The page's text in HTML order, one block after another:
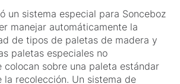
un sistema especial para Sonceboz
manejar automáticamente la
de tipos de paletas de madera y
paletas especiales no
colocan sobre una paleta estándar
la recolección. Un sistema de